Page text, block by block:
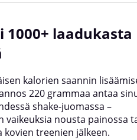
1000+ laadukasta
kalorien saannin
220 grammaa antaa
shake-juomassa –
vaikeuksia nousta painossa
kovien treenien jälkeen.